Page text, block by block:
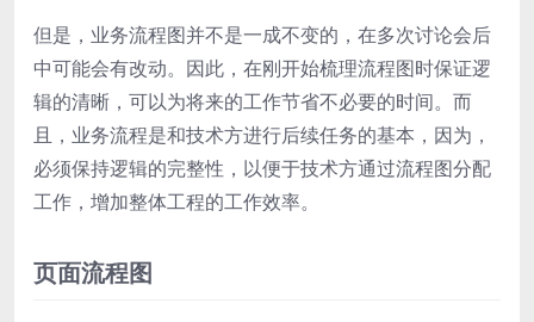
但是，业务流程图并不是一成不变的，在多次讨论会后
中可能会有改动。因此，在刚开始梳理流程图时保证逻
辑的清晰，可以为将来的工作节省不必要的时间。而
且，业务流程是和技术方进行后续任务的基本，因为，
必须保持逻辑的完整性，以便于技术方通过流程图分配
工作，增加整体工程的工作效率。
页面流程图